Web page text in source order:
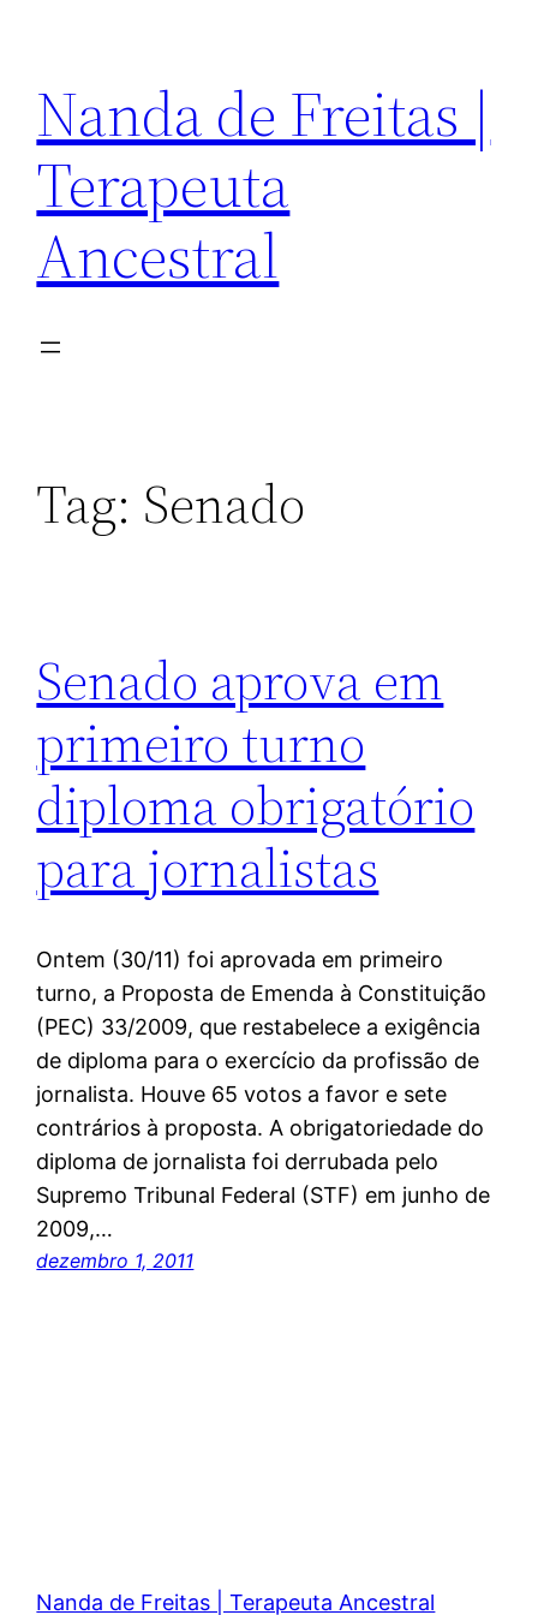
conteúdo
Nanda de Freitas |
Terapeuta
Ancestral
Tag: Senado
Senado aprova em
primeiro turno
diploma obrigatório
para jornalistas
Ontem (30/11) foi aprovada em primeiro
turno, a Proposta de Emenda à Constituição
(PEC) 33/2009, que restabelece a exigência
de diploma para o exercício da profissão de
jornalista. Houve 65 votos a favor e sete
contrários à proposta. A obrigatoriedade do
diploma de jornalista foi derrubada pelo
Supremo Tribunal Federal (STF) em junho de
2009,…
dezembro 1, 2011
Nanda de Freitas | Terapeuta Ancestral